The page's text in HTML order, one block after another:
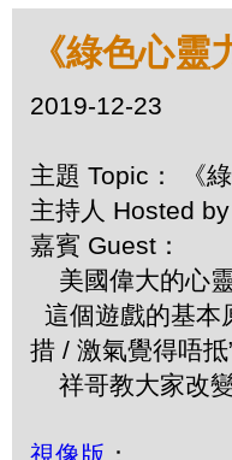
《綠色心
2019-12-23
主題 Topic： 《
主持人 Hosted
嘉賓 Guest：
美國偉大的心
這個遊戲的基本
措 / 激氣覺得唔
祥哥教大家改